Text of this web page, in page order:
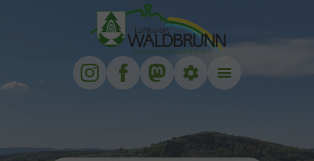
Zum Hauptinhalt springen
Zum Footer springen